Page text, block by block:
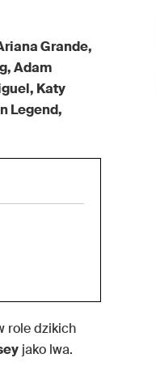
Grande,
Adam
Katy
Legend,
role dzikich
jako lwa.